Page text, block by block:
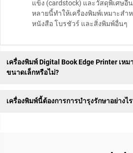
แข็ง (cardstock) และวัสดุพิเศษอื่
หลายนี้ทำให้เครื่องพิมพ์เหมาะสำ
หนังสือ โบรชัวร์ และสิ่งพิมพ์อื่นๆ
เครื่องพิมพ์ Digital Book Edge Printer เห
ขนาดเล็กหรือไม่?
เครื่องพิมพ์นี้ต้องการการบำรุงรักษาอย่างไ